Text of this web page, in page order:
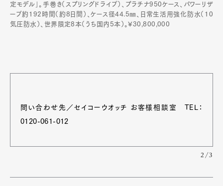
定モデル｣。手巻き（スプリングドライブ）、プラチナ950ケース、パワーリザ
ーブ約192時間（約8日間）、ケース径44.5㎜、日常生活用強化防水（10
気圧防水）、世界限定8本（うち国内5本）。¥30,800,000
問い合わせ先／セイコーウオッチ お客様相談室 TEL：
0120-061-012
2/3